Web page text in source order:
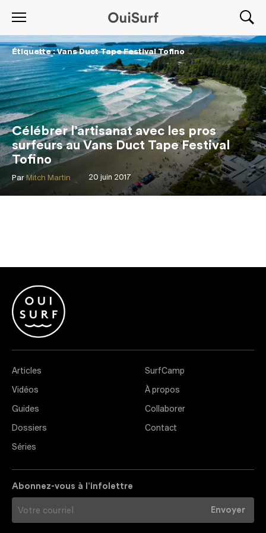
Étiquette : Vans Duct Tape Festival Tofino
Célébrer l’artisanat avec les pros
surfeurs au Vans Duct Tape Festival
Tofino
20 juin 2017
Par Mitch Martin
Articles
Vidéos
Guides
Dossiers
Séries
SurfCamp
À propos
Collaborer
Contact
Abonnez-vous à l’infolettre